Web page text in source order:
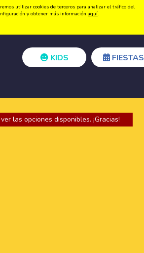
Registrarse Acceder
KIDS FIESTAS
las opciones disponibles. ¡Gracias!
utilizar cookies de terceros para analizar el tráfico del
y obtener más información aquí.